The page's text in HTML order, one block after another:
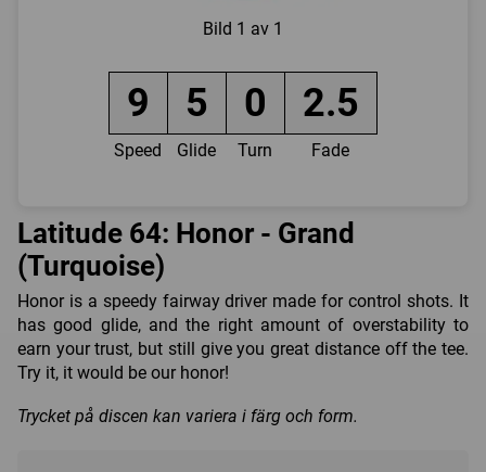
Bild 1 av 1
9 5 0 2.5
Speed Glide Turn Fade
Latitude 64: Honor - Grand
(Turquoise)
Honor is a speedy fairway driver made for control shots. It
has good glide, and the right amount of overstability to
earn your trust, but still give you great distance off the tee.
Try it, it would be our honor!
Trycket på discen kan variera i färg och form.